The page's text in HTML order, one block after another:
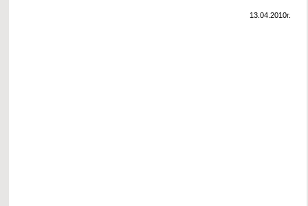
13.04.2010г.